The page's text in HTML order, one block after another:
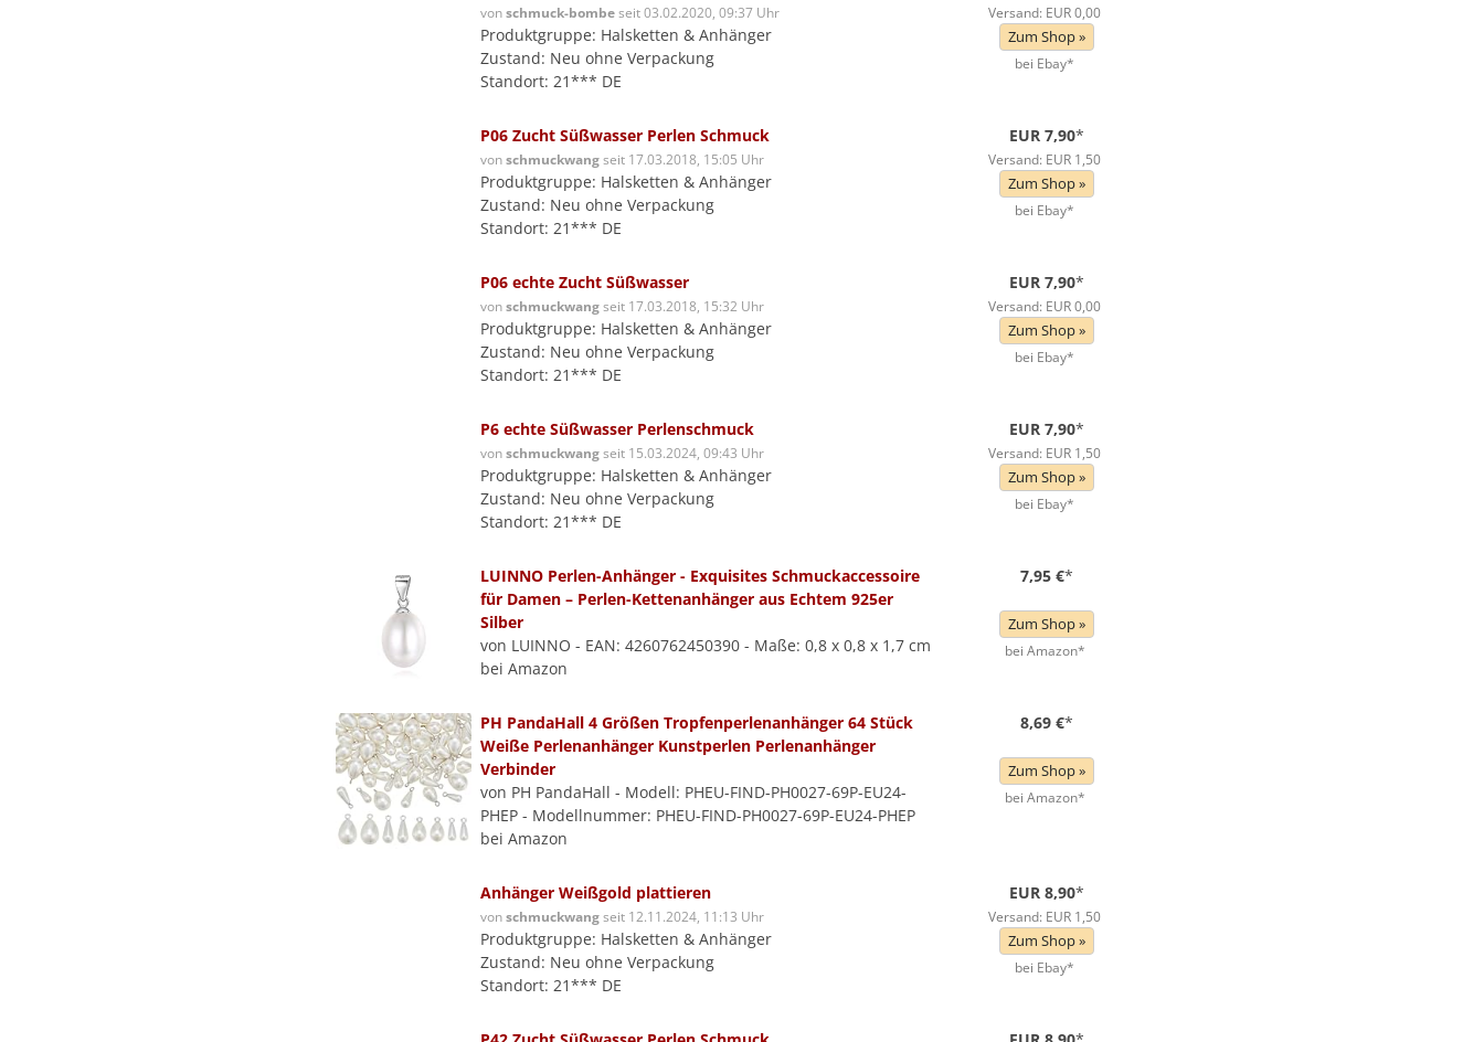
vonschmuck-bombeseit 03.02.2020, 09:37 Uhr
Produktgruppe: Halsketten & Anhänger
Zustand: Neu ohne Verpackung
Standort: 21*** DE
Versand: EUR 0,00
Zum Shop »
bei Ebay*
P06 Zucht Süßwasser Perlen Schmuck
vonschmuckwangseit 17.03.2018, 15:05 Uhr
Produktgruppe: Halsketten & Anhänger
Zustand: Neu ohne Verpackung
Standort: 21*** DE
EUR 7,90*
Versand: EUR 1,50
Zum Shop »
bei Ebay*
P06 echte Zucht Süßwasser
vonschmuckwangseit 17.03.2018, 15:32 Uhr
Produktgruppe: Halsketten & Anhänger
Zustand: Neu ohne Verpackung
Standort: 21*** DE
EUR 7,90*
Versand: EUR 0,00
Zum Shop »
bei Ebay*
P6 echte Süßwasser Perlenschmuck
vonschmuckwangseit 15.03.2024, 09:43 Uhr
Produktgruppe: Halsketten & Anhänger
Zustand: Neu ohne Verpackung
Standort: 21*** DE
EUR 7,90*
Versand: EUR 1,50
Zum Shop »
bei Ebay*
LUINNO Perlen-Anhänger - Exquisites Schmuckaccessoire
für Damen – Perlen-Kettenanhänger aus Echtem 925er
Silber
von LUINNO - EAN: 4260762450390 - Maße: 0,8 x 0,8 x 1,7 cm
bei Amazon
7,95 €*
Zum Shop »
bei Amazon*
PH PandaHall 4 Größen Tropfenperlenanhänger 64 Stück
Weiße Perlenanhänger Kunstperlen Perlenanhänger
Verbinder
von PH PandaHall - Modell: PHEU-FIND-PH0027-69P-EU24-
PHEP - Modellnummer: PHEU-FIND-PH0027-69P-EU24-PHEP
bei Amazon
8,69 €*
Zum Shop »
bei Amazon*
Anhänger Weißgold plattieren
vonschmuckwangseit 12.11.2024, 11:13 Uhr
Produktgruppe: Halsketten & Anhänger
Zustand: Neu ohne Verpackung
Standort: 21*** DE
EUR 8,90*
Versand: EUR 1,50
Zum Shop »
bei Ebay*